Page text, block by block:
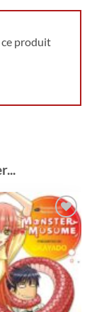
ce produit
Ajouter
à la
wishlist